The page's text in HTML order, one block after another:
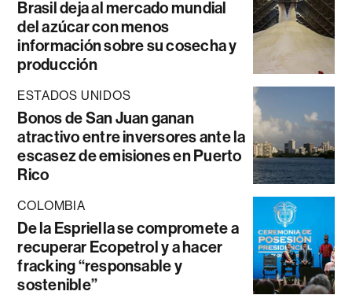
Brasil deja al mercado mundial
del azúcar con menos
información sobre su cosecha y
producción
ESTADOS UNIDOS
Bonos de San Juan ganan
atractivo entre inversores ante la
escasez de emisiones en Puerto
Rico
COLOMBIA
De la Espriella se compromete a
recuperar Ecopetrol y a hacer
fracking “responsable y
sostenible”